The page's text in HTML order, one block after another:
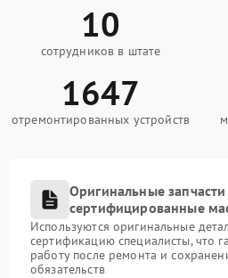
10
сотрудников в штате
1647
отремонтированных устройств
Оригинальные
сертифицированные
Используются оригинальные
сертификацию специалисты, что
работу после ремонта и
обязательств